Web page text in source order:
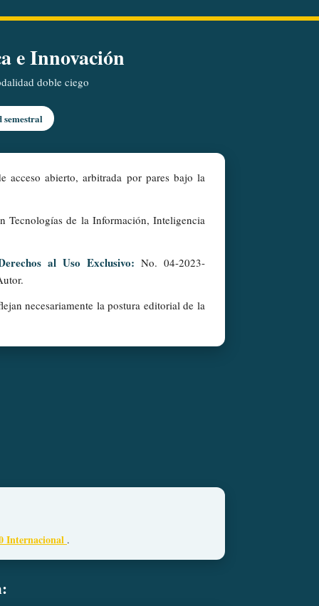
e Innovación
doble ciego
acceso abierto, arbitrada por pares bajo la
Tecnologías de la Información, Inteligencia
al Uso Exclusivo: No. 04-2023-
necesariamente la postura editorial de la
Internacional .